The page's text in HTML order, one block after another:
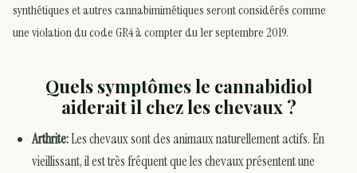
synthétiques et autres cannabimimétiques seront considérés comme
une violation du code GR4 à compter du 1er septembre 2019.
Quels symptômes le cannabidiol
aiderait il chez les chevaux ?
Arthrite:Les chevaux sont des animaux naturellement actifs. En
vieillissant, il est très fréquent que les chevaux présentent une